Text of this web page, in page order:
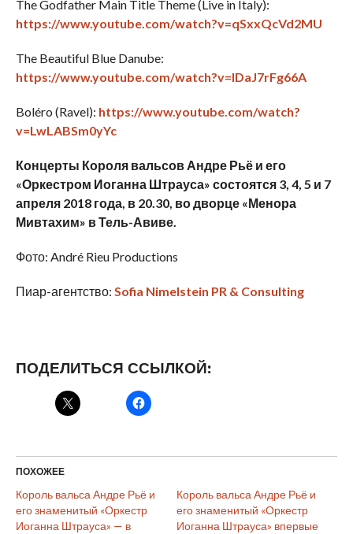
The Godfather Main Title Theme (Live in Italy):
https://www.youtube.com/watch?v=qSxxQcVd2MU
The Beautiful Blue Danube:
https://www.youtube.com/watch?v=IDaJ7rFg66A
Boléro (Ravel): https://www.youtube.com/watch?
v=LwLABSm0yYc
Концерты Короля вальсов Андре Рьё и его
«Оркестром Иоганна Штрауса» состоятся 3, 4, 5 и 7
апреля 2018 года, в 20.30, во дворце «Менора
Мивтахим» в Тель-Авиве.
Фото: André Rieu Productions
Пиар-агентство: Sofia Nimelstein PR & Consulting
ПОДЕЛИТЬСЯ ССЫЛКОЙ:
ПОХОЖЕЕ
Король вальса Андре Рьё и
его знаменитый «Оркестр
Иоганна Штрауса» — в
Король вальса Андре Рьё и
его знаменитый «Оркестр
Иоганна Штрауса» впервые